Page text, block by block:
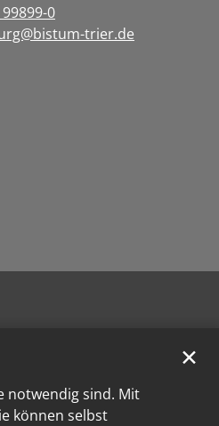
notwendig sind. Mit
können selbst
✕
0
trier.de